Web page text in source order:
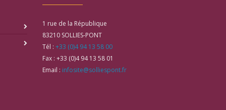
1 rue de la République
83210 SOLLIES-PONT
Tél : +33 (0)4 94 13 58 00
Fax : +33 (0)4 94 13 58 01
Email : infosite@solliespont.fr